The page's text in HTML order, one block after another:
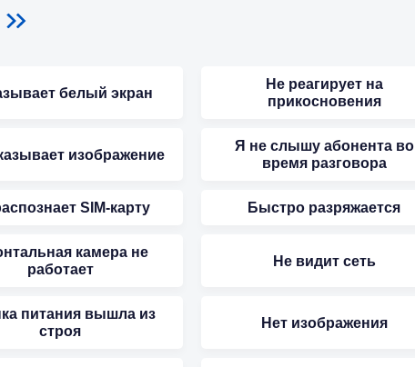
белый экран
Не реагирует на
прикосновения
изображение
Я не слышу абонента во
время разговора
SIM-карту Быстро разряжается
камера не
работает
Не видит сеть
питания вышла из
строя
Нет изображения